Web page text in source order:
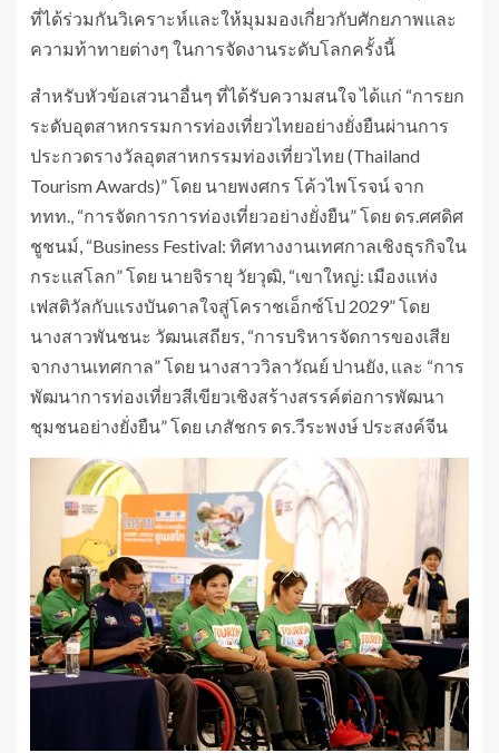
ที่ได้ร่วมกันวิเคราะห์และให้มุมมองเกี่ยวกับศักยภาพและ
ความท้าทายต่างๆ ในการจัดงานระดับโลกครั้งนี้
สำหรับหัวข้อเสวนาอื่นๆ ที่ได้รับความสนใจ ได้แก่ “การยก
ระดับอุตสาหกรรมการท่องเที่ยวไทยอย่างยั่งยืนผ่านการ
ประกวดรางวัลอุตสาหกรรมท่องเที่ยวไทย (Thailand
Tourism Awards)” โดย นายพงศกร โค้วไพโรจน์ จาก
ททท., “การจัดการการท่องเที่ยวอย่างยั่งยืน” โดย ดร.ศศดิศ
ชูชนม์, “Business Festival: ทิศทางงานเทศกาลเชิงธุรกิจใน
กระแสโลก” โดย นายจิรายุ วัยวุฒิ, “เขาใหญ่: เมืองแห่ง
เฟสติวัลกับแรงบันดาลใจสู่โคราชเอ็กซ์โป 2029” โดย
นางสาวพันชนะ วัฒนเสถียร, “การบริหารจัดการของเสีย
จากงานเทศกาล” โดย นางสาววิลาวัณย์ ปานยัง, และ “การ
พัฒนาการท่องเที่ยวสีเขียวเชิงสร้างสรรค์ต่อการพัฒนา
ชุมชนอย่างยั่งยืน” โดย เภสัชกร ดร.วีระพงษ์ ประสงค์จีน